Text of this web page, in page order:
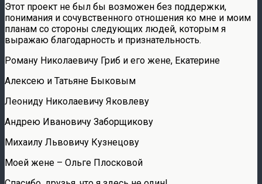
Этот проект не был бы возможен без поддержки,
понимания и сочувственного отношения ко мне и моим
планам со стороны следующих людей, которым я
выражаю благодарность и признательность.
Роману Николаевичу Гриб и его жене, Екатерине
Алексею и Татьяне Быковым
Леониду Николаевичу Яковлеву
Андрею Ивановичу Заборщикову
Михаилу Львовичу Кузнецову
Моей жене – Ольге Плосковой